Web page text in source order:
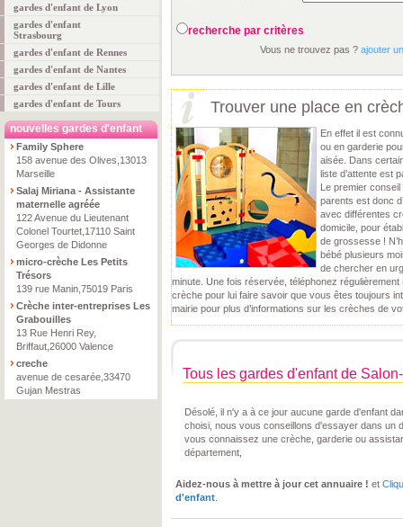
gardes d'enfant de Lyon
gardes d'enfant
Strasbourg
gardes d'enfant de Rennes
gardes d'enfant de Nantes
gardes d'enfant de Lille
gardes d'enfant de Tours
nouvelles gardes d'enfant
Family Sphere
158 avenue des Olives,13013
Marseille
Salaj Miriana - Assistante
maternelle agréée
122 Avenue du Lieutenant
Colonel Tourtet,17110 Saint
Georges de Didonne
micro-crèche Les Petits
Trésors
139 rue Manin,75019 Paris
Crèche inter-entreprises Les
Grabouilles
13 Rue Henri Rey,
Briffaut,26000 Valence
creche
avenue de cesarée,33470
Gujan Mestras
recherche par critères
Vous ne trouvez pas ? ajouter
Trouver une place en
En effet il est
ou en garderie
aisée. Dans
liste d’attente est
Le premier
parents est donc
avec différentes
domicile, pour
de grossesse !
bébé plusieurs
de chercher en
minute. Une fois réservée, téléphonez
crèche pour lui faire savoir que vous êtes toujours
mairie pour plus d’informations sur les crèches de
Tous les gardes d'enfant de
Désolé, il n'y a à ce jour aucune garde d'enfant
choisi, nous vous conseillons d'essayer dans un
vous connaissez une crèche, garderie ou
département,
Aidez-nous à mettre à jour cet annuaire ! et
d'enfant